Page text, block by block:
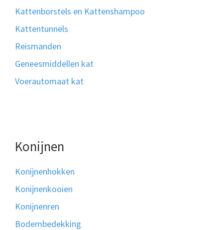
Kattenborstels en Kattenshampoo
Kattentunnels
Reismanden
Geneesmiddellen kat
Voerautomaat kat
Konijnen
Konijnenhokken
Konijnenkooien
Konijnenren
Bodembedekking